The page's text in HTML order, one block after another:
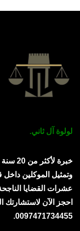
لولوة آل ثاني.
خبرة
وتمثيل الموكلين
عشرات القضايا
احجز الآن لاستشارتك
0097471734455.